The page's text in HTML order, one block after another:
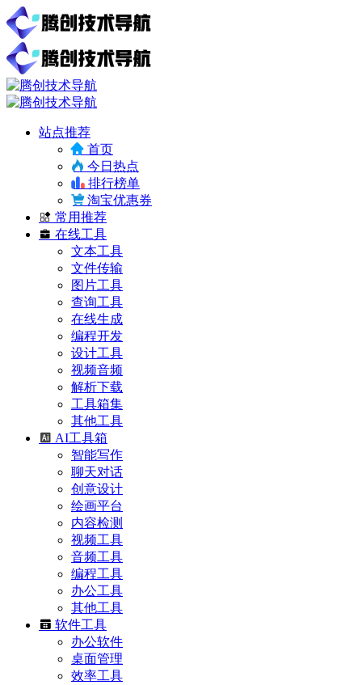
站点推荐
首页
今日热点
排行榜单
淘宝优惠券
常用推荐
在线工具
文本工具
文件传输
图片工具
查询工具
在线生成
编程开发
设计工具
视频音频
解析下载
工具箱集
其他工具
AI工具箱
智能写作
聊天对话
创意设计
绘画平台
内容检测
视频工具
音频工具
编程工具
办公工具
其他工具
软件工具
办公软件
桌面管理
效率工具